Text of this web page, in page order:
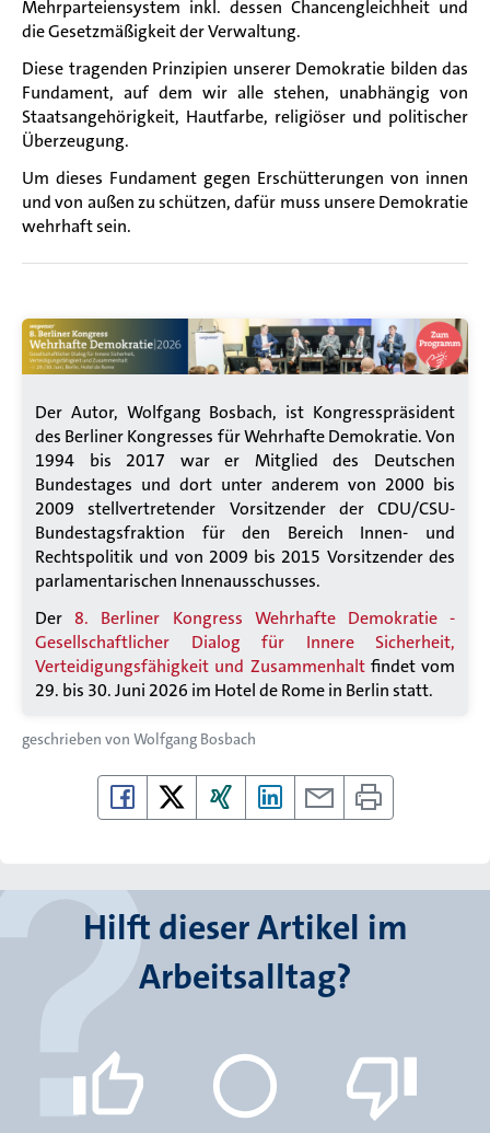
Mehrparteiensystem inkl. dessen Chancengleichheit und
die Gesetzmäßigkeit der Verwaltung.
Diese tragenden Prinzipien unserer Demokratie bilden das
Fundament, auf dem wir alle stehen, unabhängig von
Staatsangehörigkeit, Hautfarbe, religiöser und politischer
Überzeugung.
Um dieses Fundament gegen Erschütterungen von innen
und von außen zu schützen, dafür muss unsere Demokratie
wehrhaft sein.
Der Autor, Wolfgang Bosbach, ist Kongresspräsident
des Berliner Kongresses für Wehrhafte Demokratie. Von
1994 bis 2017 war er Mitglied des Deutschen
Bundestages und dort unter anderem von 2000 bis
2009 stellvertretender Vorsitzender der CDU/CSU-
Bundestagsfraktion für den Bereich Innen- und
Rechtspolitik und von 2009 bis 2015 Vorsitzender des
parlamentarischen Innenausschusses.
Der8. Berliner Kongress Wehrhafte Demokratie -
Gesellschaftlicher Dialog für Innere Sicherheit,
Verteidigungsfähigkeit und Zusammenhaltfindet vom
29. bis 30. Juni 2026 im Hotel de Rome in Berlin statt.
geschrieben von Wolfgang Bosbach
Hilft dieser Artikel im
Arbeitsalltag?